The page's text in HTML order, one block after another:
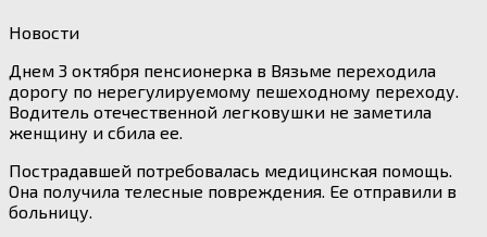
Новости
Днем 3 октября пенсионерка в Вязьме переходила
дорогу по нерегулируемому пешеходному переходу.
Водитель отечественной легковушки не заметила
женщину и сбила ее.
Пострадавшей потребовалась медицинская помощь.
Она получила телесные повреждения. Ее отправили в
больницу.